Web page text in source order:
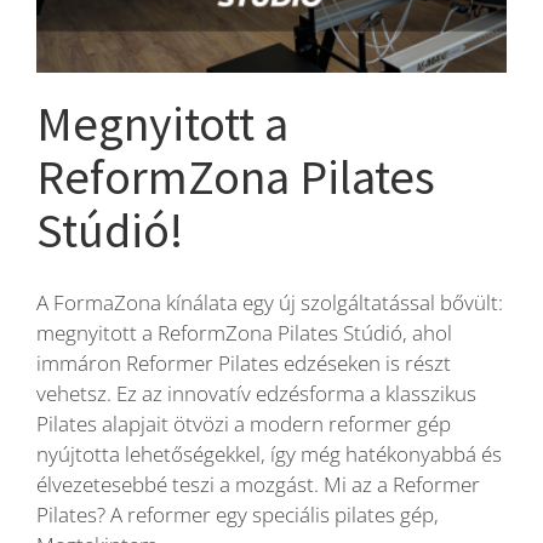
Wellness
Rólunk
Kapcsolat
Karrier
Megnyitott a
ReformZona Pilates
Stúdió!
A FormaZona kínálata egy új szolgáltatással bővült:
megnyitott a ReformZona Pilates Stúdió, ahol
immáron Reformer Pilates edzéseken is részt
vehetsz. Ez az innovatív edzésforma a klasszikus
Pilates alapjait ötvözi a modern reformer gép
nyújtotta lehetőségekkel, így még hatékonyabbá és
élvezetesebbé teszi a mozgást. Mi az a Reformer
Pilates? A reformer egy speciális pilates gép,